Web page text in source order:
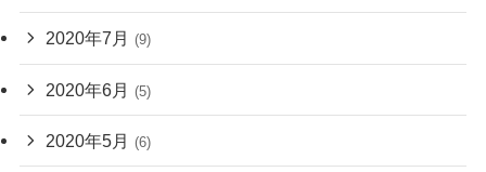
2020年7月 (9)
2020年6月 (5)
2020年5月 (6)